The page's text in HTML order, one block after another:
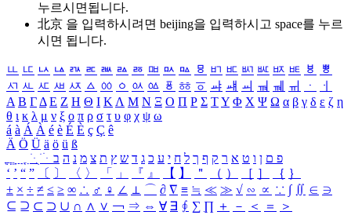
누르시면됩니다.
北京 을 입력하시려면 beijing을 입력하시고 space를 누르
시면 됩니다.
ㅥ ㅦ ㅧ ㅨ ㅩ ㅪ ㅫ ㅬ ㅭ ㅮ ㅯ ㅰ ㅱ ㅲ ㅳ ㅴ ㅵ ㅶ ㅷ ㅸ
ㅹ
ㅺ ㅻ ㅼ ㅽ ㅾ ㅿ ㆀ ㆁ ㆂ ㆃ ㆄ ㆅ ㆆ ㆇ ㆈ ㆉ ㆊ ㆋ ㆌ ㆍ
ㆎ
Α Β ΓΔ Ε Ζ Η Θ Ι ΚΛ Μ Ν Ξ Ο Π Ρ Σ ΤΥ Φ Χ Ψ Ω α β γ δ ε ζ η
θ ι κ λ μ ν ξ ο π ρ σ τ υ φ χ ψ ω
á à Á À é è É È ç Ç ê
Ä Ö Ü ä ö ü ß
ִֶֹ ֻּ ׁׂ פ ם ן ו ט א ר ק ף ך ל ח י ע כ ג ד ש ץ ת צ מ נ ה ב
‘ ’ “ ” 〔 〕 〈 〉 「 」 『 』 【 】 ＂ （ ） ［ ］ ｛ ｝
± × ÷ ≠ ≤ ≥ ∞ ∴ ♂ ♀ ∠ ⊥ ⌒ ∂ ∇ ≡ ≒ ≪ ≫ √ ∽ ∝ ∵ ∫ ∬ ∈ ∋
⊆ ⊇ ⊂ ⊃ ∪ ∩ ∧ ∨ ￢ ⇒ ⇔ ∀ ∃ ∮ ∑ ∏ ＋ － ＜ ＝
＞